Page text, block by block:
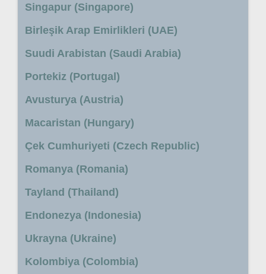
Singapur (Singapore)
Birleşik Arap Emirlikleri (UAE)
Suudi Arabistan (Saudi Arabia)
Portekiz (Portugal)
Avusturya (Austria)
Macaristan (Hungary)
Çek Cumhuriyeti (Czech Republic)
Romanya (Romania)
Tayland (Thailand)
Endonezya (Indonesia)
Ukrayna (Ukraine)
Kolombiya (Colombia)